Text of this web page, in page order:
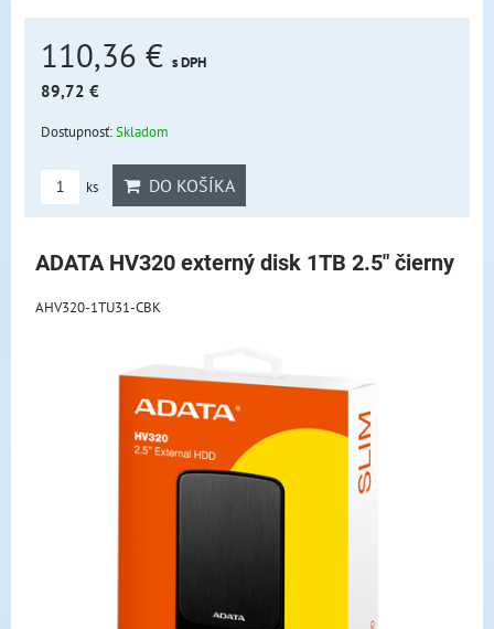
110,36 € s DPH
89,72 €
Dostupnosť:Skladom
ks DO KOŠÍKA
ADATA HV320 externý disk 1TB 2.5" čierny
AHV320-1TU31-CBK